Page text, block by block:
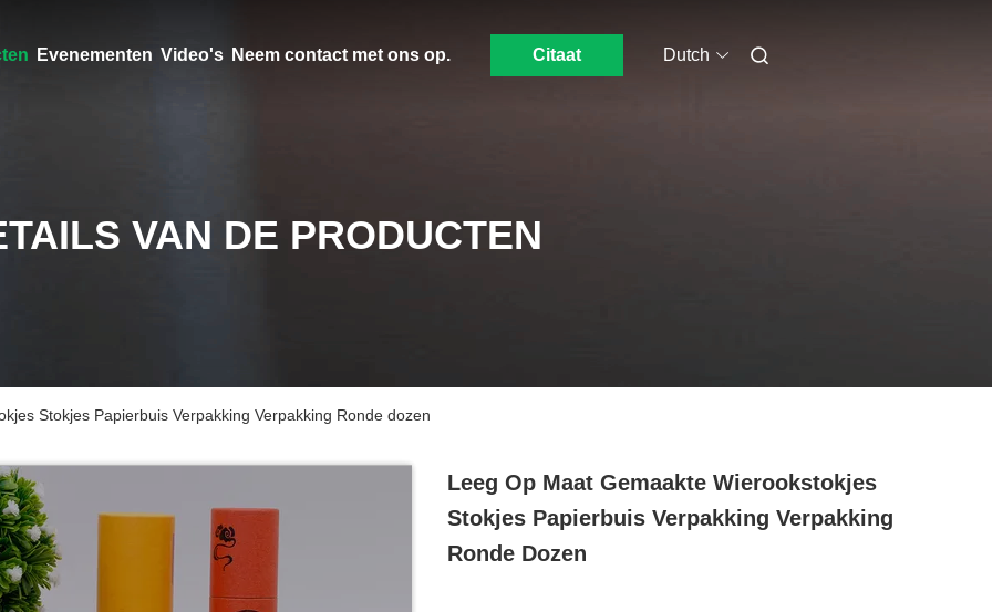
Evenementen Video's Neem contact met ons op. Citaat Dutch
VAN DE PRODUCTEN
Stokjes Papierbuis Verpakking Verpakking Ronde dozen
Leeg Op Maat Gemaakte Wierookstokjes
Stokjes Papierbuis Verpakking Verpakking
Ronde Dozen